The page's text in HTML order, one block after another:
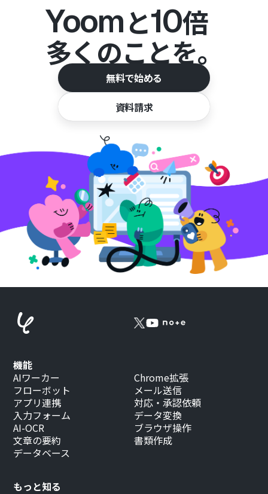
Yoomと10倍
多くのことを。
無料で始める
資料請求
もっと知る
機能
AIワーカー
フローボット
アプリ連携
入力フォーム
AI-OCR
文章の要約
データベース
Chrome拡張
メール送信
対応・承認依頼
データ変換
ブラウザ操作
書類作成